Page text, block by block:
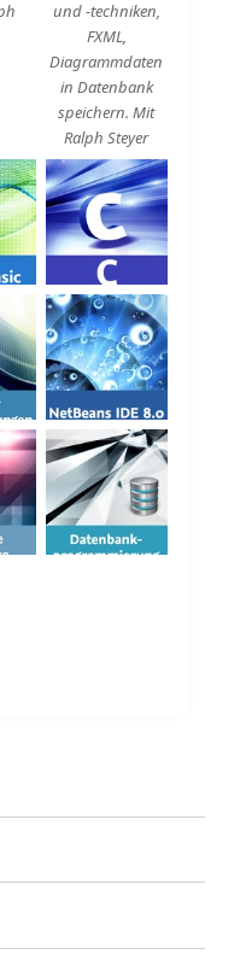
und -techniken,
FXML,
Diagrammdaten
in Datenbank
speichern. Mit
Ralph Steyer